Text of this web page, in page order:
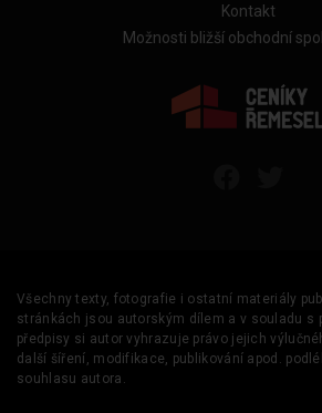
Kontakt
Možnosti bližší obchodní
Všechny texty, fotografie i ostatní materiály
stránkách jsou autorským dílem a v souladu s
předpisy si autor vyhrazuje právo jejich
další šíření, modifikace, publikování apod.
souhlasu autora.